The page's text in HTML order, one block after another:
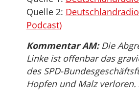
Quelle 2:
Podcast)
Kommentar AM:Die
Linke ist offenbar das
des SPD-
Hopfen und Malz verloren.